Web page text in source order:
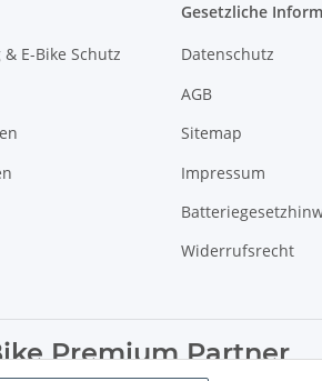
E-Bike Schutz
Gesetzliche
Datenschutz
AGB
Sitemap
Impressum
Widerrufsrecht
Premium Partner